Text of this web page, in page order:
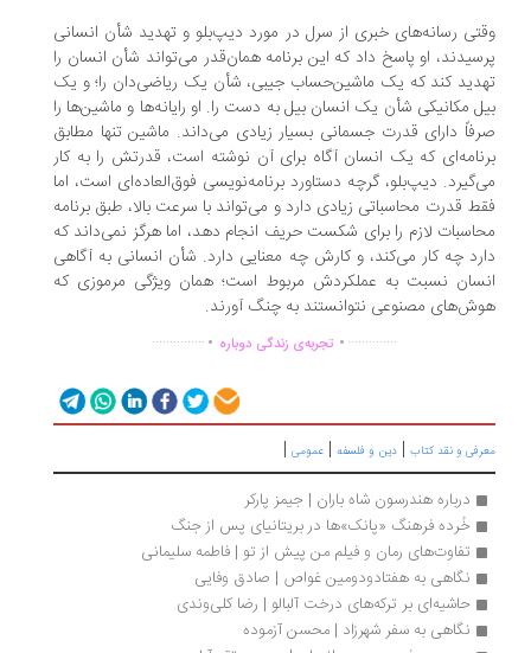
رسانه‌های خبری از سرل در مورد دیپ‌بلو و تهدید شأن انسانی
او پاسخ داد که این برنامه همان‌قدر می‌تواند شأن انسان را
کند که یک ماشین‌حساب جیبی، شأن یک ریاضی‌دان را؛ و یک
مکانیکی شأن یک انسان بیل به دست را. او رایانه‌ها و ماشین‌ها را
دارای قدرت جسمانی بسیار زیادی می‌داند. ماشین تنها مطابق
که یک انسان آگاه برای آن نوشته است، قدرتش را به کار
دیپ‌بلو، گرچه دستاورد برنامه‌نویسی فوق‌العاده‌ای است، اما
قدرت محاسباتی زیادی دارد و می‌تواند با سرعت بالا، طبق برنامه
لازم را برای شکست حریف انجام دهد، اما هرگز نمی‌داند که
چه کار می‌کند، و کارش چه معنایی دارد. شأن انسانی به آگاهی
نسبت به عملکردش مربوط است؛ همان ویژگی مرموزی که
مصنوعی نتوانستند به چنگ آورند.
................تجربه‌ی زندگی دوباره ...............
و نقد کتاب|دین و فلسفه|عمومی|
درباره هندرسون شاه باران | جیمز پارکر
خُرده فرهنگ «پانک»ها در بریتانیای پس از جنگ
تفاوت‌های رمان و فیلم من پیش از تو | فاطمه سلیمانی
نگاهی به هفتادودومین غواص | صادق وفایی
حاشیه‌ای بر ترکه‌های درخت آلبالو | رضا کلی‌وندی
نگاهی به سفر شهرزاد | محسن آزموده